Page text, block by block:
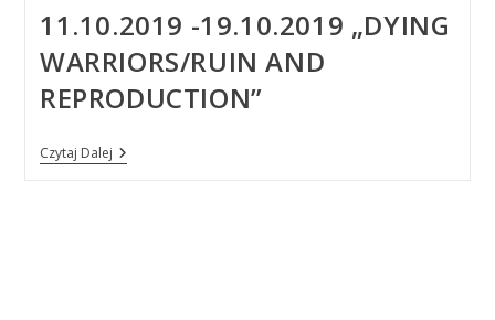
From
Exposition
DW
&RR
11.10.2019 -19.10.2019 „DYING
WARRIORS/RUIN AND
REPRODUCTION”
Czytaj Dalej11.10.2019
-19.10.2019